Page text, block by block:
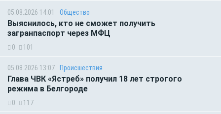
05.08.2026 14:01 Общество
Выяснилось, кто не сможет получить
загранпаспорт через МФЦ
0 101
05.08.2026 13:07 Происшествия
Глава ЧВК «Ястреб» получил 18 лет строгого
режима в Белгороде
0 117